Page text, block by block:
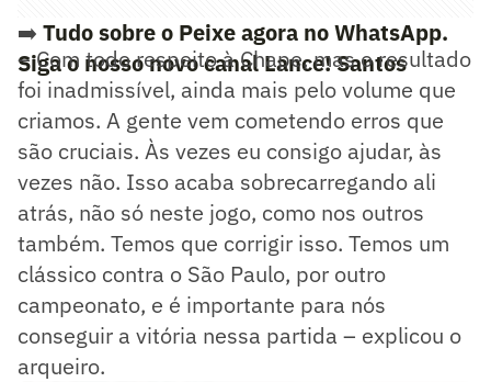
➡️ Tudo sobre o Peixe agora no WhatsApp.
Siga o nosso novo canal Lance! Santos
– Com todo respeito à Chape, mas o resultado
foi inadmissível, ainda mais pelo volume que
criamos. A gente vem cometendo erros que
são cruciais. Às vezes eu consigo ajudar, às
vezes não. Isso acaba sobrecarregando ali
atrás, não só neste jogo, como nos outros
também. Temos que corrigir isso. Temos um
clássico contra o São Paulo, por outro
campeonato, e é importante para nós
conseguir a vitória nessa partida – explicou o
arqueiro.